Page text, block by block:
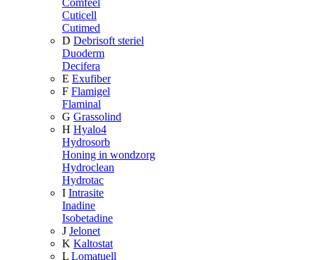
Comfeel
Cuticell
Cutimed
D Debrisoft steriel
Duoderm
Decifera
E Exufiber
F Flamigel
Flaminal
G Grassolind
H Hyalo4
Hydrosorb
Honing in wondzorg
Hydroclean
Hydrotac
I Intrasite
Inadine
Isobetadine
J Jelonet
K Kaltostat
L Lomatuell